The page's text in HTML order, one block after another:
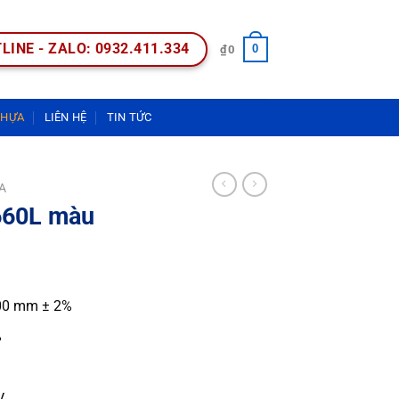
- ZALO: 0932.411.334 ₫0 0
LIÊN HỆ TIN TỨC
màu
mm ± 2%